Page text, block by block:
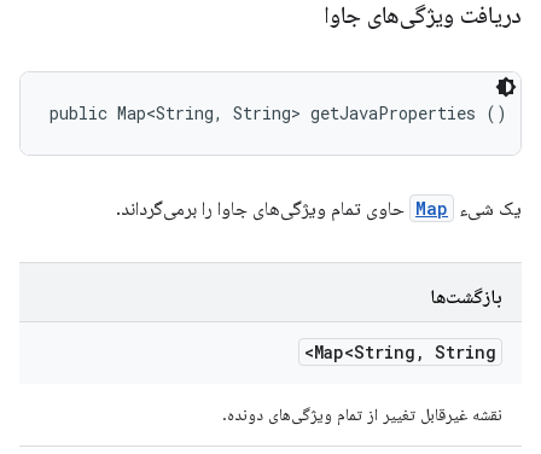
دریافت ویژگی‌های جاوا
public Map<String, String> getJavaProperties ()
یک شیء Map حاوی تمام ویژگی‌های جاوا را برمی‌گرداند.
بازگشت‌ها
Map<String , String>
نقشه غیرقابل تغییر از تمام ویژگی‌های دونده.